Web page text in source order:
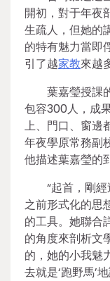
開初，對于年夜
生疏人，但她的
的特有魅力當即
引了越家教來越
葉嘉瑩授課
包容300人，成
上、門口、窗邊
年夜學原常務副
他描述葉嘉瑩的
“起首，剛
之前形式化的思
的工具。她聯合
的角度來剖析文
的，她的小我魅
去就是‘跑野馬’